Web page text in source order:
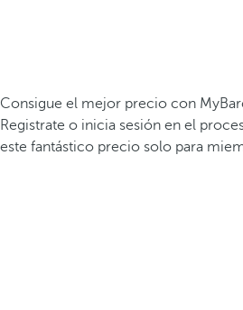
Consigue el mejor precio con
Registrate o inicia sesión en el
este fantástico precio solo para